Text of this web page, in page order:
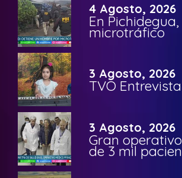
4 Agosto, 2026
En
microtráfico
3 Agosto, 2026
TVO
3 Agosto, 2026
Gran
de 3 mil